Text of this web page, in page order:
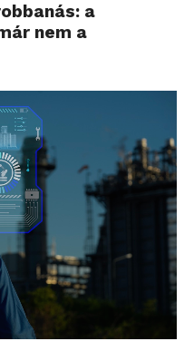
a
nem a